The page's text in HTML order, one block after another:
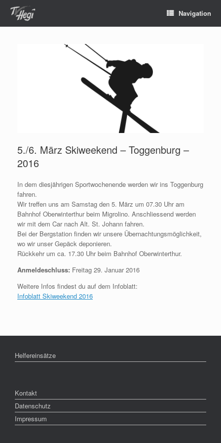
Navigation
5./6. März Skiweekend – Toggenburg –
2016
In dem diesjährigen Sportwochenende werden wir ins Toggenburg
fahren.
Wir treffen uns am Samstag den 5. März um 07.30 Uhr am
Bahnhof Oberwinterthur beim Migrolino. Anschliessend werden
wir mit dem Car nach Alt. St. Johann fahren.
Bei der Bergstation finden wir unsere Übernachtungsmöglichkeit,
wo wir unser Gepäck deponieren.
Rückkehr um ca. 17.30 Uhr beim Bahnhof Oberwinterthur.
Anmeldeschluss: Freitag 29. Januar 2016
Weitere Infos findest du auf dem Infoblatt:
Infoblatt Skiweekend 2016
Helfereinsätze
Kontakt
Datenschutz
Impressum